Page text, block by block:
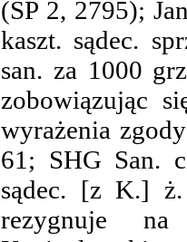
(SP 2, 2795);
kaszt. sądec.
san. za 1000
zobowiązując
wyrażenia
61; SHG San.
sądec. [z K.] ż.
rezygnuje